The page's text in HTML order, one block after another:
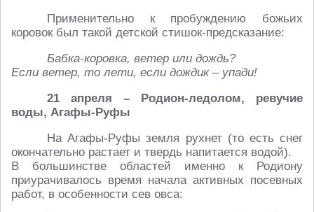
Применительно к пробуждению божьих
коровок был такой детской стишок-предсказание:
Бабка-коровка, ветер или дождь?
Если ветер, то лети, если дождик – упади!
21 апреля – Родион-ледолом, ревучие
воды, Агафы-Руфы
На Агафы-Руфы земля рухнет (то есть снег
окончательно растает и твердь напитается водой).
В большинстве областей именно к Родиону
приурачивалось время начала активных посевных
работ, в особенности сев овса: